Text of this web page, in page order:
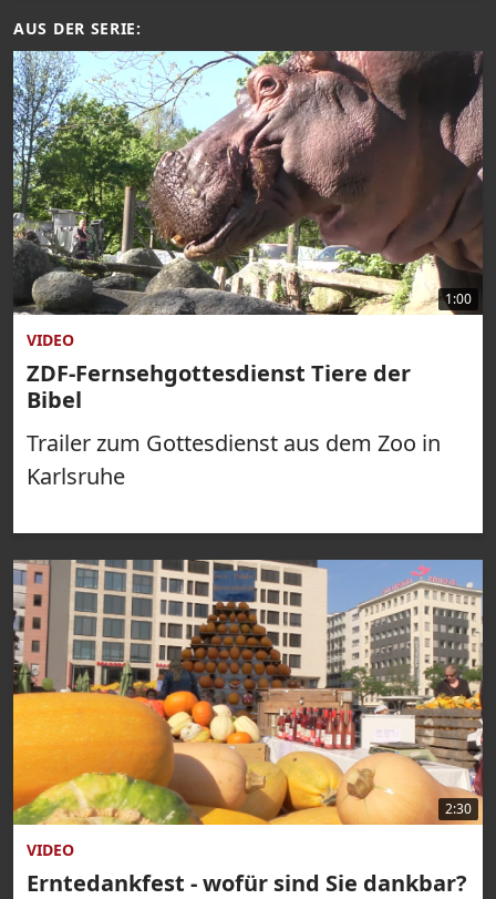
AUS DER SERIE:
1:00
VIDEO
ZDF-Fernsehgottesdienst Tiere der
Bibel
Trailer zum Gottesdienst aus dem Zoo in
Karlsruhe
2:30
VIDEO
Erntedankfest - wofür sind Sie dankbar?